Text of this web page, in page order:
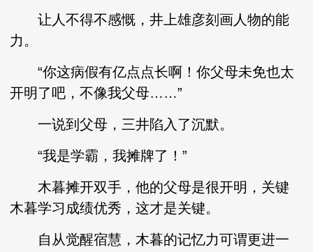
让人不得不感慨，井上雄彦刻画人物的能
力。
“你这病假有亿点点长啊！你父母未免也太
开明了吧，不像我父母……”
一说到父母，三井陷入了沉默。
“我是学霸，我摊牌了！”
木暮摊开双手，他的父母是很开明，关键
木暮学习成绩优秀，这才是关键。
自从觉醒宿慧，木暮的记忆力可谓更进一